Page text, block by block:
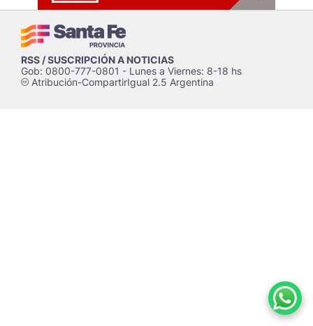
RSS / SUSCRIPCIÓN A NOTICIAS
Gob: 0800-777-0801 - Lunes a Viernes: 8-18 hs
cAtribución-CompartirIgual 2.5 Argentina